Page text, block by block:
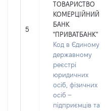
5
ТОВАРИСТВО
КОМЕРЦІЙНИЙ
БАНК
"ПРИВАТБАНК"
Код в Єдиному
державному
реєстрі
юридичних
осіб, фізичних
осіб –
підприємців та